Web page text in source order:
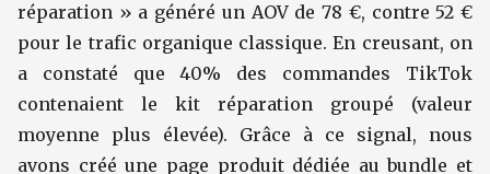
réparation » a généré un AOV de 78 €, contre 52 €
pour le trafic organique classique. En creusant, on
a constaté que 40% des commandes TikTok
contenaient le kit réparation groupé (valeur
moyenne plus élevée). Grâce à ce signal, nous
avons créé une page produit dédiée au bundle et